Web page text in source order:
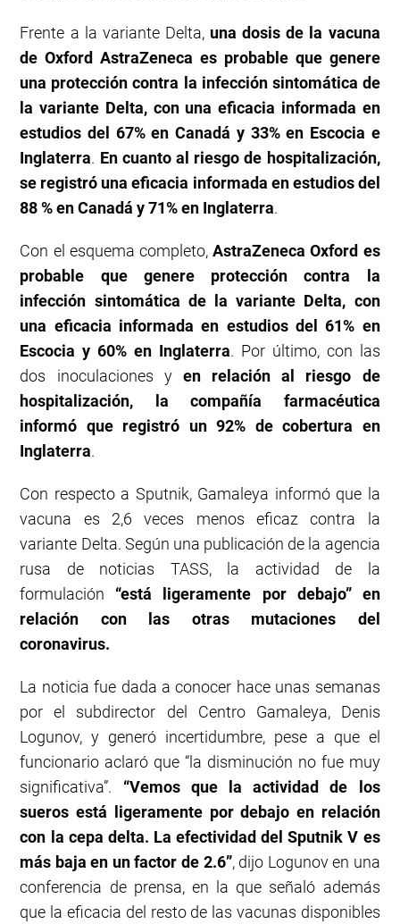
Frente a la variante Delta, una dosis de la vacuna
de Oxford AstraZeneca es probable que genere
una protección contra la infección sintomática de
la variante Delta, con una eficacia informada en
estudios del 67% en Canadá y 33% en Escocia e
Inglaterra. En cuanto al riesgo de hospitalización,
se registró una eficacia informada en estudios del
88 % en Canadá y 71% en Inglaterra.
Con el esquema completo,AstraZeneca Oxford es
probable que genere protección contra la
infección sintomática de la variante Delta, con
una eficacia informada en estudios del 61% en
Escocia y 60% en Inglaterra. Por último, con las
dos inoculaciones y en relación al riesgo de
hospitalización, la compañía farmacéutica
informó que registró un 92% de cobertura en
Inglaterra.
Con respecto a Sputnik, Gamaleya informó que la
vacuna es 2,6 veces menos eficaz contra la
variante Delta. Según una publicación de la agencia
rusa de noticias TASS, la actividad de la
formulación “está ligeramente por debajo” en
relación con las otras mutaciones del
coronavirus.
La noticia fue dada a conocer hace unas semanas
por el subdirector del Centro Gamaleya, Denis
Logunov, y generó incertidumbre, pese a que el
funcionario aclaró que “la disminución no fue muy
significativa”. “Vemos que la actividad de los
sueros está ligeramente por debajo en relación
con la cepa delta. La efectividad del Sputnik V es
más baja en un factor de 2.6”, dijo Logunov en una
conferencia de prensa, en la que señaló además
que la eficacia del resto de las vacunas disponibles